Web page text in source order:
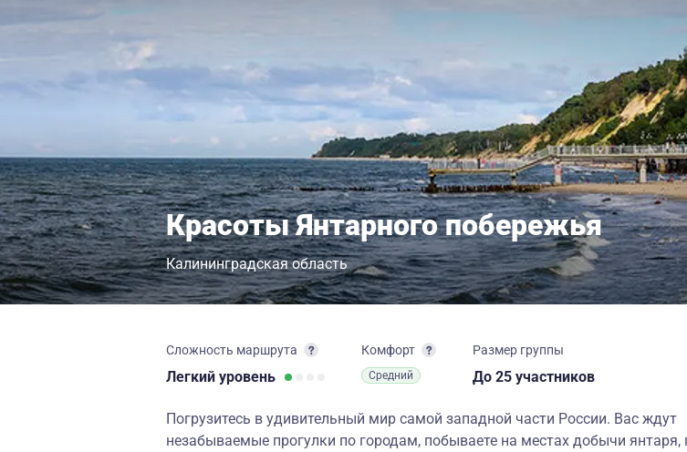
Красоты Янтарного побережья
Калининградская область
Сложность маршрута
Легкий уровень
Комфорт
Средний
Размер группы
до 25 участников
Погрузитесь в удивительный мир самой западной части России. Вас ждут
незабываемые прогулки по городам, побываете на местах добычи янтаря,